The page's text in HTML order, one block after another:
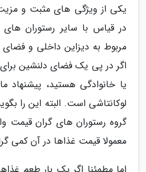
یکی از ویژگی های مثبت و
در قیاس با سایر رستوران
مربوط به دیزاین داخلی و
اگر در پی یک فضای دلنشین
یا خانوادگی هستید، پیشنهاد
لوکانتاشی است. البته این را
گروه رستوران های گران قیمت
معمولا قیمت غذاها در آن کمی